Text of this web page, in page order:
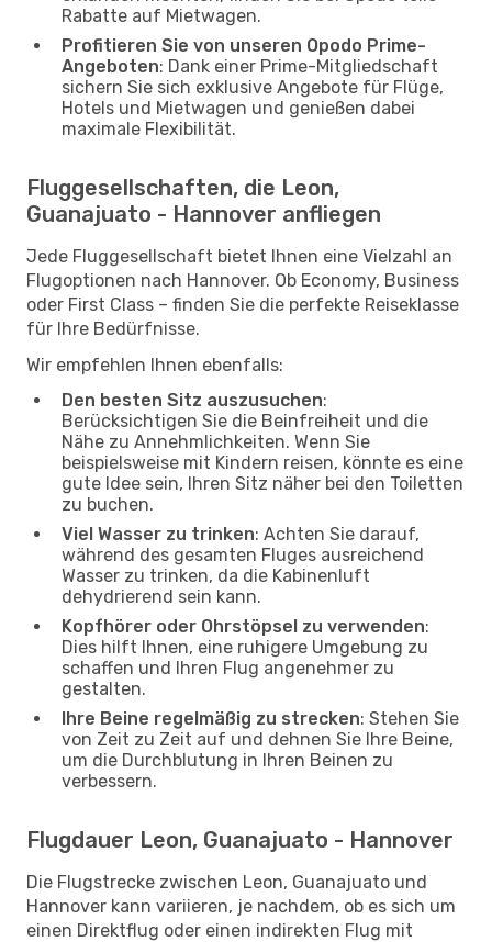
Rabatte auf Mietwagen.
Profitieren Sie von unseren Opodo Prime-
Angeboten: Dank einer Prime-Mitgliedschaft
sichern Sie sich exklusive Angebote für Flüge,
Hotels und Mietwagen und genießen dabei
maximale Flexibilität.
Fluggesellschaften, die Leon,
Guanajuato - Hannover anfliegen
Jede Fluggesellschaft bietet Ihnen eine Vielzahl an
Flugoptionen nach Hannover. Ob Economy, Business
oder First Class – finden Sie die perfekte Reiseklasse
für Ihre Bedürfnisse.
Wir empfehlen Ihnen ebenfalls:
Den besten Sitz auszusuchen:
Berücksichtigen Sie die Beinfreiheit und die
Nähe zu Annehmlichkeiten. Wenn Sie
beispielsweise mit Kindern reisen, könnte es eine
gute Idee sein, Ihren Sitz näher bei den Toiletten
zu buchen.
Viel Wasser zu trinken: Achten Sie darauf,
während des gesamten Fluges ausreichend
Wasser zu trinken, da die Kabinenluft
dehydrierend sein kann.
Kopfhörer oder Ohrstöpsel zu verwenden:
Dies hilft Ihnen, eine ruhigere Umgebung zu
schaffen und Ihren Flug angenehmer zu
gestalten.
Ihre Beine regelmäßig zu strecken: Stehen Sie
von Zeit zu Zeit auf und dehnen Sie Ihre Beine,
um die Durchblutung in Ihren Beinen zu
verbessern.
Flugdauer Leon, Guanajuato - Hannover
Die Flugstrecke zwischen Leon, Guanajuato und
Hannover kann variieren, je nachdem, ob es sich um
einen Direktflug oder einen indirekten Flug mit